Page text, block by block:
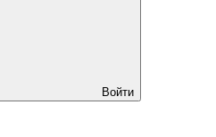
Войти